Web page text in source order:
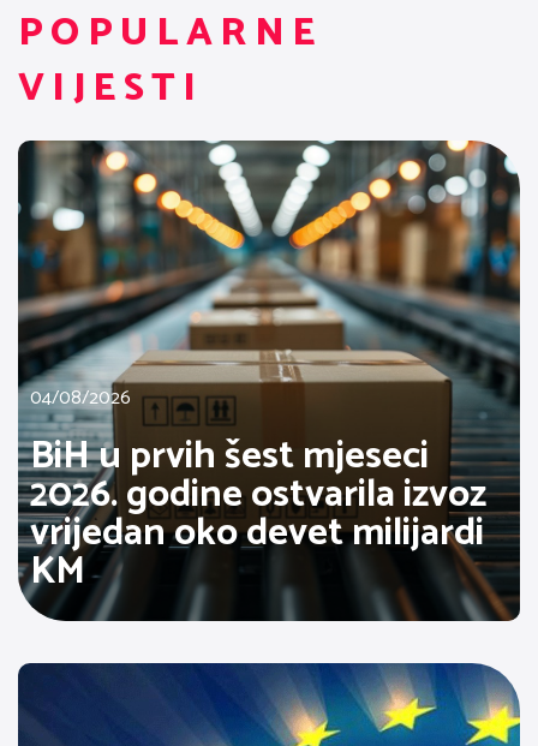
POPULARNE
VIJESTI
04/08/2026
BiH u prvih šest mjeseci
2026. godine ostvarila izvoz
vrijedan oko devet milijardi
KM